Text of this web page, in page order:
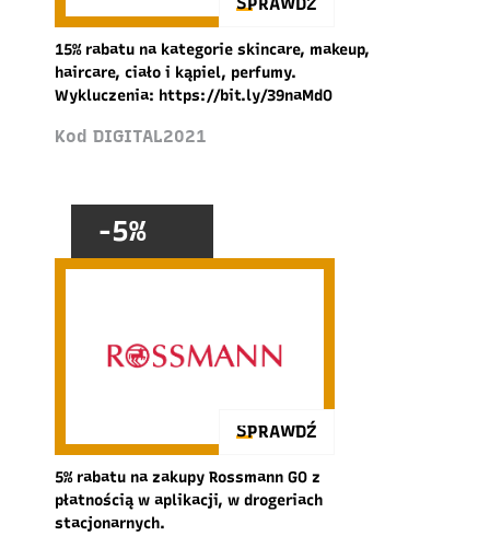
15% rabatu na kategorie skincare, makeup,
haircare, ciało i kąpiel, perfumy.
Wykluczenia: https://bit.ly/39naMdO
Kod DIGITAL2021
-5%
SPRAWDŹ
5% rabatu na zakupy Rossmann GO z
płatnością w aplikacji, w drogeriach
stacjonarnych.